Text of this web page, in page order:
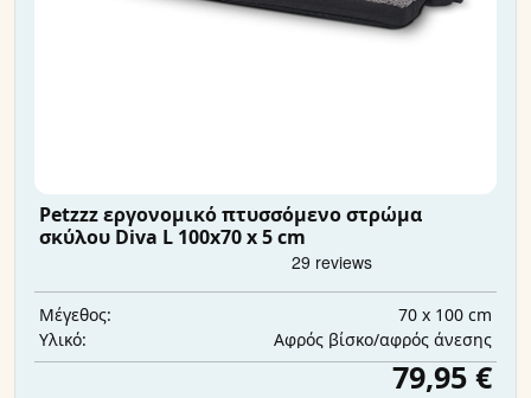
Petzzz εργονομικό πτυσσόμενο στρώμα
σκύλου Diva L 100x70 x 5 cm
Μέγεθος:
70 x 100 cm
Υλικό:
Αφρός βίσκο/αφρός άνεσης
79,95 €